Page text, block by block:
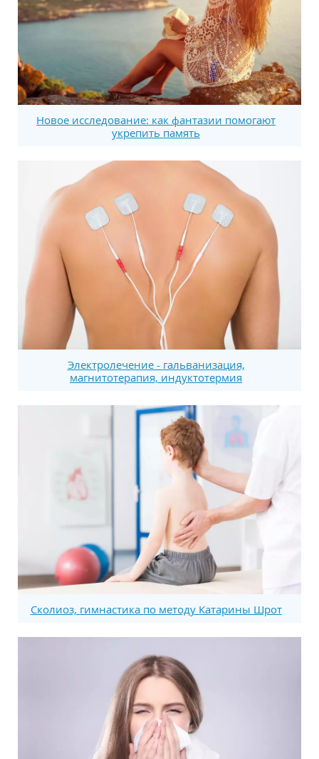
Новое исследование: как фантазии помогают
укрепить память
Электролечение - гальванизация,
магнитотерапия, индуктотермия
Сколиоз, гимнастика по методу Катарины Шрот